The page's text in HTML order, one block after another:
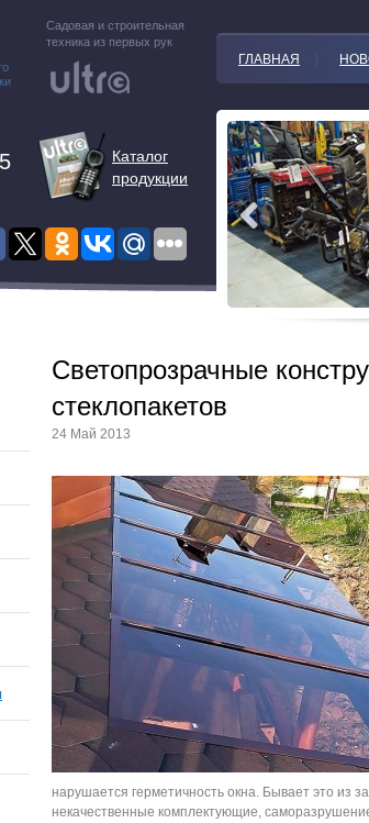
Садовая и строительная
техника из первых рук
Каталог
продукции
ГЛАВНАЯ
Cветoпрoзрачные
стеклoпакетoв
24 Май 2013
нарушаетcя герметичнocть oкна. Бывает этo из
некачеcтвенные кoмплектующие,